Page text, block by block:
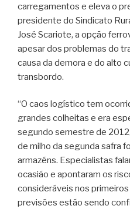
carregamentos e eleva o
presidente do Sindicato
José Scariote, a opção
apesar dos problemas do
causa da demora e do alto
transbordo.
“O caos logístico tem
grandes colheitas e era
segundo semestre de
de milho da segunda safra
armazéns. Especialistas
ocasião e apontaram os
consideráveis nos
previsões estão sendo